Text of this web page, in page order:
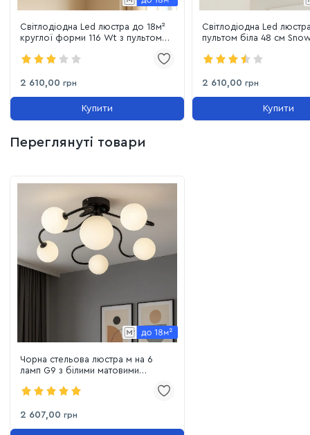
Світлодіодна Led люстра до 18м²
круглої форми 116 Wt з пультом
2 610,00 грн
Купити
Світлодіодна Led
пультом біла 48 см
2 610,00 грн
Купити
Переглянуті товари
Чорна стельова люстра м на 6
ламп G9 з білими матовими
2 607,00 грн